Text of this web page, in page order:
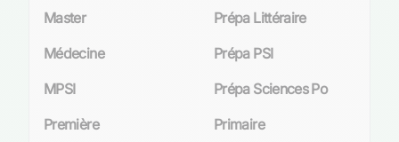
Master
Médecine
MPSI
Première
Prépa Littéraire
Prépa PSI
Prépa Sciences Po
Primaire